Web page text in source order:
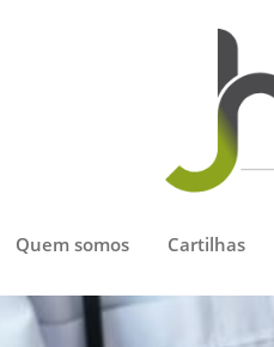
Quem somos Cartilhas